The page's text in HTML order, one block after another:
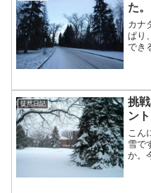
た。
カナ
ぱり
でき
その
徒然日記
挑
ン
こん
雪で
か。